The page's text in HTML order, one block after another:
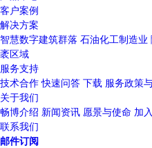
客户案例
解决方案
智慧数字建筑群落 石油化工制造业
袤区域
服务支持
技术合作 快速问答 下载 服务政策
关于我们
畅博介绍 新闻资讯 愿景与使命 加
联系我们
邮件订阅